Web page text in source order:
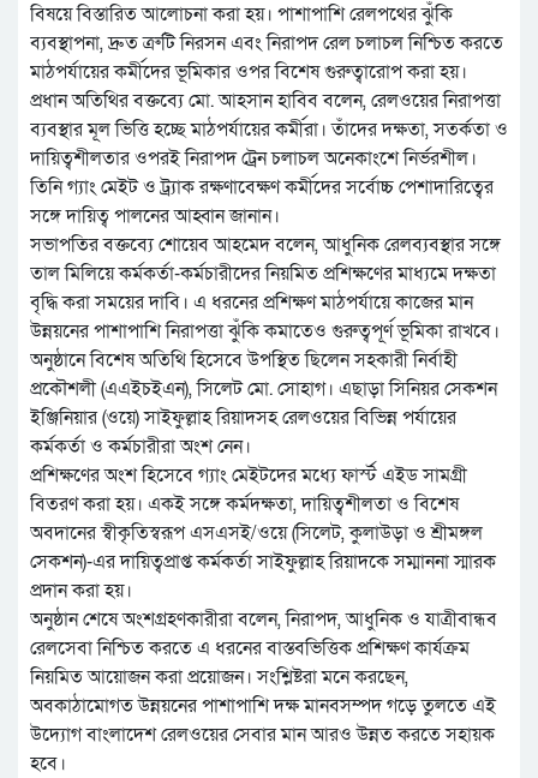
বিষয়ে বিস্তারিত আলোচনা করা হয়। পাশাপাশি রেলপথের ঝুঁকি
ব্যবস্থাপনা, দ্রুত ত্রুটি নিরসন এবং নিরাপদ রেল চলাচল নিশ্চিত করতে
মাঠপর্যায়ের কর্মীদের ভূমিকার ওপর বিশেষ গুরুত্বারোপ করা হয়।
প্রধান অতিথির বক্তব্যে মো. আহসান হাবিব বলেন, রেলওয়ের নিরাপত্তা
ব্যবস্থার মূল ভিত্তি হচ্ছে মাঠপর্যায়ের কর্মীরা। তাঁদের দক্ষতা, সতর্কতা ও
দায়িত্বশীলতার ওপরই নিরাপদ ট্রেন চলাচল অনেকাংশে নির্ভরশীল।
তিনি গ্যাং মেইট ও ট্র্যাক রক্ষণাবেক্ষণ কর্মীদের সর্বোচ্চ পেশাদারিত্বের
সঙ্গে দায়িত্ব পালনের আহ্বান জানান।
সভাপতির বক্তব্যে শোয়েব আহমেদ বলেন, আধুনিক রেলব্যবস্থার সঙ্গে
তাল মিলিয়ে কর্মকর্তা-কর্মচারীদের নিয়মিত প্রশিক্ষণের মাধ্যমে দক্ষতা
বৃদ্ধি করা সময়ের দাবি। এ ধরনের প্রশিক্ষণ মাঠপর্যায়ে কাজের মান
উন্নয়নের পাশাপাশি নিরাপত্তা ঝুঁকি কমাতেও গুরুত্বপূর্ণ ভূমিকা রাখবে।
অনুষ্ঠানে বিশেষ অতিথি হিসেবে উপস্থিত ছিলেন সহকারী নির্বাহী
প্রকৌশলী (এএইচইএন), সিলেট মো. সোহাগ। এছাড়া সিনিয়র সেকশন
ইঞ্জিনিয়ার (ওয়ে) সাইফুল্লাহ রিয়াদসহ রেলওয়ের বিভিন্ন পর্যায়ের
কর্মকর্তা ও কর্মচারীরা অংশ নেন।
প্রশিক্ষণের অংশ হিসেবে গ্যাং মেইটদের মধ্যে ফার্স্ট এইড সামগ্রী
বিতরণ করা হয়। একই সঙ্গে কর্মদক্ষতা, দায়িত্বশীলতা ও বিশেষ
অবদানের স্বীকৃতিস্বরূপ এসএসই/ওয়ে (সিলেট, কুলাউড়া ও শ্রীমঙ্গল
সেকশন)-এর দায়িত্বপ্রাপ্ত কর্মকর্তা সাইফুল্লাহ রিয়াদকে সম্মাননা স্মারক
প্রদান করা হয়।
অনুষ্ঠান শেষে অংশগ্রহণকারীরা বলেন, নিরাপদ, আধুনিক ও যাত্রীবান্ধব
রেলসেবা নিশ্চিত করতে এ ধরনের বাস্তবভিত্তিক প্রশিক্ষণ কার্যক্রম
নিয়মিত আয়োজন করা প্রয়োজন। সংশ্লিষ্টরা মনে করছেন,
অবকাঠামোগত উন্নয়নের পাশাপাশি দক্ষ মানবসম্পদ গড়ে তুলতে এই
উদ্যোগ বাংলাদেশ রেলওয়ের সেবার মান আরও উন্নত করতে সহায়ক
হবে।